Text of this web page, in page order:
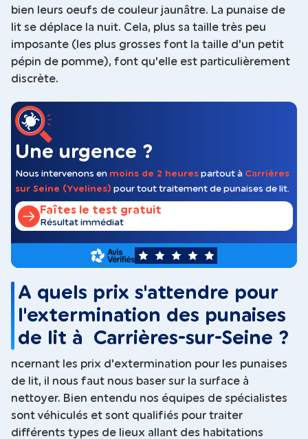
bien leurs oeufs de couleur jaunâtre. La punaise de
lit se déplace la nuit. Cela, plus sa taille très peu
imposante (les plus grosses font la taille d'un petit
pépin de pomme), font qu'elle est particulièrement
discrète.
Une urgence ?
Nous intervenons en moins de 2 heures partout à Carrières
sur Seine (Yvelines) pour tout traitement de punaises de lit.
Faîtes le test gratuit
Résultat immédiat
5
A quels prix s'attendre pour
l'extermination des punaises
de lit à Carrières-sur-Seine ?
ncernant les prix d'extermination pour les punaises
de lit, il nous faut nous baser sur la surface à
nettoyer. Bien entendu nos équipes de spécialistes
sont véhiculés et sont qualifiés pour traiter
différents types de lieux allant des habitations